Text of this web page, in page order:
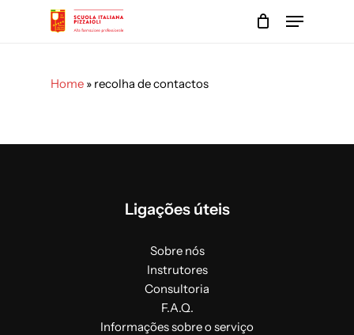
Menu
Home » recolha de contactos
Ligações úteis
Sobre nós
Instrutores
Consultoria
F.A.Q.
Informações sobre o serviço